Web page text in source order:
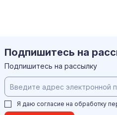
Подпишитесь на
Подпишитесь на рассылку
Я даю согласие на обработку